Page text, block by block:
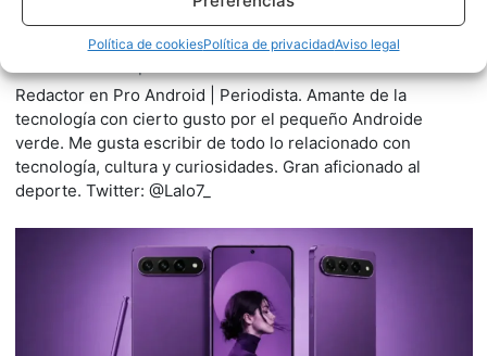
Política de cookiesPolítica de privacidadAviso legal
Gonzalo Mendo
Redactor en Pro Android | Periodista. Amante de la
tecnología con cierto gusto por el pequeño Androide
verde. Me gusta escribir de todo lo relacionado con
tecnología, cultura y curiosidades. Gran aficionado al
deporte. Twitter: @Lalo7_